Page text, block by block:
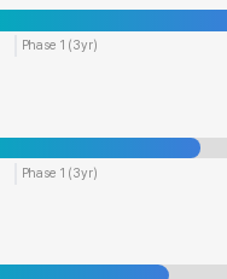
Phase 1 (3yr)
Phase 1 (3yr)